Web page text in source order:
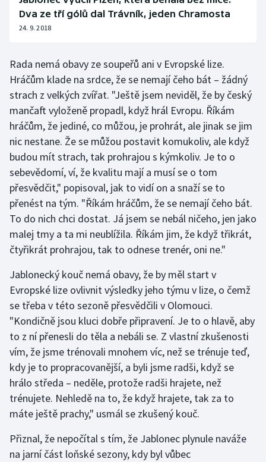
Stolní tenis
Veslování
Vodní slalom
Volejbal
Ostatní
Dva ze tří gólů dal Trávník, jeden Chramosta
24. 9. 2018
Rada nemá obavy ze soupeřů ani v Evropské lize.
Hráčům klade na srdce, že se nemají čeho bát – žádný
strach z velkých zvířat. "Ještě jsem neviděl, že by český
mančaft vyloženě propadl, když hrál Evropu. Říkám
hráčům, že jediné, co můžou, je prohrát, ale jinak se jim
nic nestane. Že se můžou postavit komukoliv, ale když
budou mít strach, tak prohrajou s kýmkoliv. Je to o
sebevědomí, ví, že kvalitu mají a musí se o tom
přesvědčit," popisoval, jak to vidí on a snaží se to
přenést na tým. "Říkám hráčům, že se nemají čeho bát.
To do nich chci dostat. Já jsem se nebál ničeho, jen jako
malej tmy a ta mi neublížila. Říkám jim, že když třikrát,
čtyřikrát prohrajou, tak to odnese trenér, oni ne."
Jablonecký kouč nemá obavy, že by měl start v
Evropské lize ovlivnit výsledky jeho týmu v lize, o čemž
se třeba v této sezoně přesvědčili v Olomouci.
"Kondičně jsou kluci dobře připravení. Je to o hlavě, aby
to z ní přenesli do těla a nebáli se. Z vlastní zkušenosti
vím, že jsme trénovali mnohem víc, než se trénuje teď,
kdy je to propracovanější, a byli jsme radši, když se
hrálo středa – neděle, protože radši hrajete, než
trénujete. Nehledě na to, že když hrajete, tak za to
máte ještě prachy," usmál se zkušený kouč.
Přiznal, že nepočítal s tím, že Jablonec plynule naváže
na jarní část loňské sezony, kdy byl vůbec